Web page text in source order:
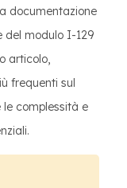
documentazione
del modulo I-129
articolo,
frequenti sul
le complessità e